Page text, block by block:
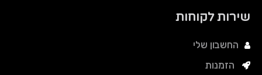
שירות לקוחות
החשבון שלי
הזמנות